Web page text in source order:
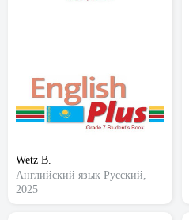
Wetz B.
Английский язык Русский,
2025